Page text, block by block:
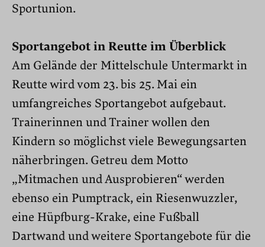
Sportunion.
Sportangebot in Reutte im Überblick
Am Gelände der Mittelschule Untermarkt in
Reutte wird vom 23. bis 25. Mai ein
umfangreiches Sportangebot aufgebaut.
Trainerinnen und Trainer wollen den
Kindern so möglichst viele Bewegungsarten
näherbringen. Getreu dem Motto
„Mitmachen und Ausprobieren“ werden
ebenso ein Pumptrack, ein Riesenwuzzler,
eine Hüpfburg-Krake, eine Fußball
Dartwand und weitere Sportangebote für die